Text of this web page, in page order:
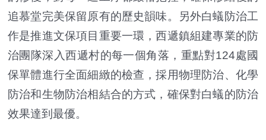
追慕堂完美保留原有的歷史韻味。另外白蟻防治工
作是推進文保項目重要一環，西遞鎮組建專業的防
治團隊深入西遞村的每一個角落，重點對124處國
保單體進行全面細緻的檢查，採用物理防治、化學
防治和生物防治相結合的方式，確保對白蟻的防治
效果達到最優。